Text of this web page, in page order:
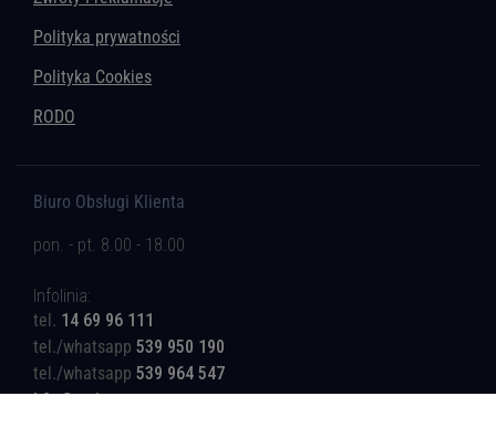
Polityka prywatności
Polityka Cookies
RODO
Biuro Obsługi Klienta
pon. - pt. 8.00 - 18.00
Infolinia:
tel. 14 69 96 111
tel./whatsapp 539 950 190
tel./whatsapp 539 964 547
b2c@rotinger.com